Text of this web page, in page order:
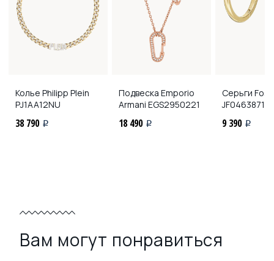
Колье Philipp Plein
PJ1AA12NU
38 790 i
Подвеска Emporio
Armani EGS2950221
18 490 i
Серьги
JF04638710
9 390 i
Вам могут понравиться